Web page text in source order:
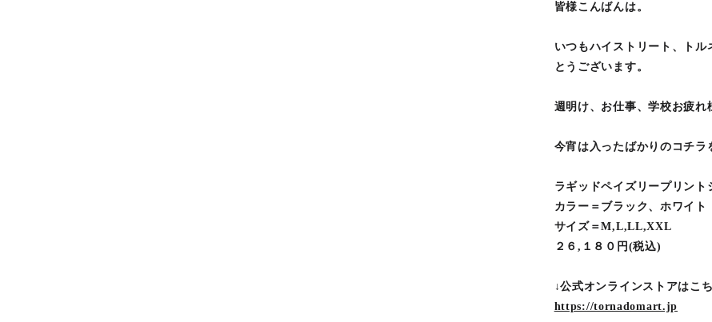
皆様こんばんは。
いつもハイストリート、ト
とうございます。
週明け、お仕事、学校お疲れ
今宵は入ったばかりのコチラ
ラギッドペイズリープリント
カラー＝ブラック、ホワイト
サイズ＝M,L,LL,XXL
２６,１８０円(税込)
↓公式オンラインストアはこ
https://tornadomart.jp